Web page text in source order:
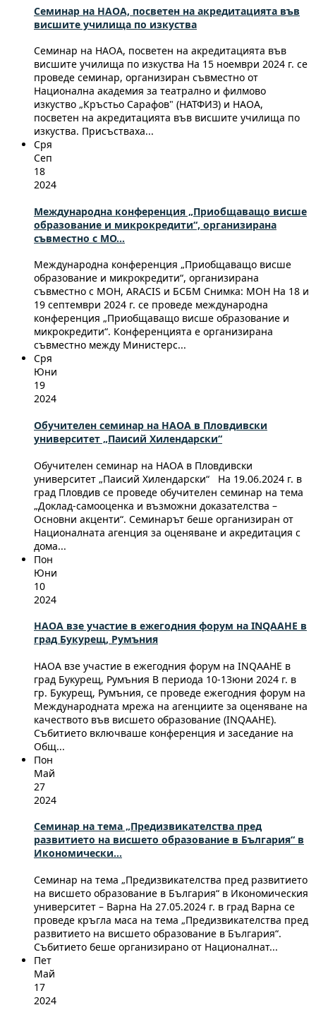
Семинар на НАОА, посветен на акредитацията във
висшите училища по изкуства
Семинар на НАОА, посветен на акредитацията във
висшите училища по изкуства На 15 ноември 2024 г. се
проведе семинар, организиран съвместно от
Национална академия за театрално и филмово
изкуство „Кръстьо Сарафов" (НАТФИЗ) и НАОА,
посветен на акредитацията във висшите училища по
изкуства. Присъстваха...
Сря
Сеп
18
2024
Международна конференция „Приобщаващо висше
образование и микрокредити“, организирана
съвместно с МО...
Международна конференция „Приобщаващо висше
образование и микрокредити“, организирана
съвместно с МОН, ARACIS и БСБМ Снимка: МОН На 18 и
19 септември 2024 г. се проведе международна
конференция „Приобщаващо висше образование и
микрокредити“. Конференцията е организирана
съвместно между Министерс...
Сря
Юни
19
2024
Обучителен семинар на НАОА в Пловдивски
университет „Паисий Хилендарски“
Обучителен семинар на НАОА в Пловдивски
университет „Паисий Хилендарски“ На 19.06.2024 г. в
град Пловдив се проведе обучителен семинар на тема
„Доклад-самооценка и възможни доказателства –
Основни акценти“. Семинарът беше организиран от
Националната агенция за оценяване и акредитация с
дома...
Пон
Юни
10
2024
НАОА взе участие в ежегодния форум на INQAAHE в
град Букурещ, Румъния
НАОА взе участие в ежегодния форум на INQAAHE в
град Букурещ, Румъния В периода 10-13юни 2024 г. в
гр. Букурещ, Румъния, се проведе ежегодния форум на
Международната мрежа на агенциите за оценяване на
качеството във висшето образование (INQAAHE).
Събитието включваше конференция и заседание на
Общ...
Пон
Май
27
2024
Семинар на тема „Предизвикателства пред
развитието на висшето образование в България“ в
Икономически...
Семинар на тема „Предизвикателства пред развитието
на висшето образование в България“ в Икономическия
университет – Варна На 27.05.2024 г. в град Варна се
проведе кръгла маса на тема „Предизвикателства пред
развитието на висшето образование в България“.
Събитието беше организирано от Националнат...
Пет
Май
17
2024